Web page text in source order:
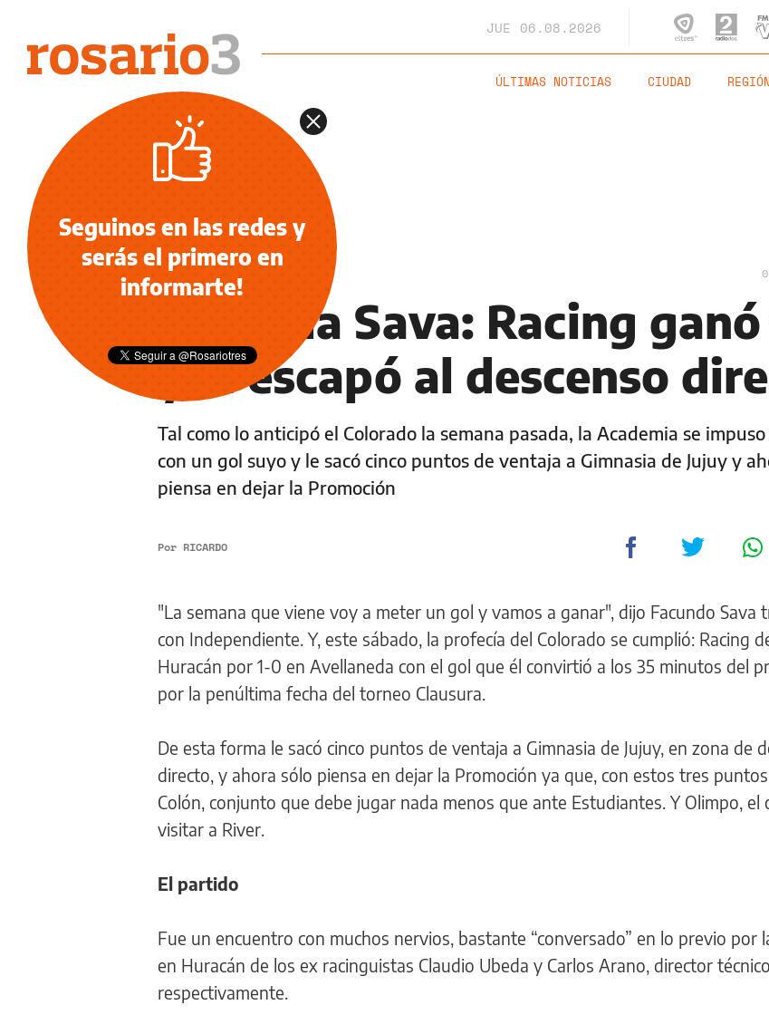
JUE 06.08.2026
ÚLTIMAS NOTICIAS CIUDAD REGIÓN
NOTICIAS
Profecía Sava: Racing
y le escapó al descenso
Tal como lo anticipó el Colorado la semana pasada, la Academia se
con un gol suyo y le sacó cinco puntos de ventaja a Gimnasia de Jujuy y
piensa en dejar la Promoción
Por RICARDO
"La semana que viene voy a meter un gol y vamos a ganar", dijo Facundo Sava
con Independiente. Y, este sábado, la profecía del Colorado se cumplió: Racing
Huracán por 1-0 en Avellaneda con el gol que él convirtió a los 35 minutos del
por la penúltima fecha del torneo Clausura.
De esta forma le sacó cinco puntos de ventaja a Gimnasia de Jujuy, en zona de
directo, y ahora sólo piensa en dejar la Promoción ya que, con estos tres
Colón, conjunto que debe jugar nada menos que ante Estudiantes. Y Olimpo, el
visitar a River.
El partido
Fue un encuentro con muchos nervios, bastante “conversado” en lo previo por
en Huracán de los ex racinguistas Claudio Ubeda y Carlos Arano, director
respectivamente.
Seguinos en las redes y
serás el primero en
informarte!